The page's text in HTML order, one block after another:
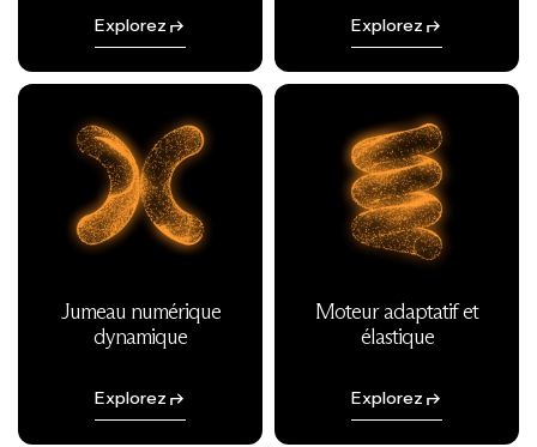
Explorez Explorez
Jumeau numérique
dynamique
Explorez
Moteur adaptatif et
élastique
Explorez